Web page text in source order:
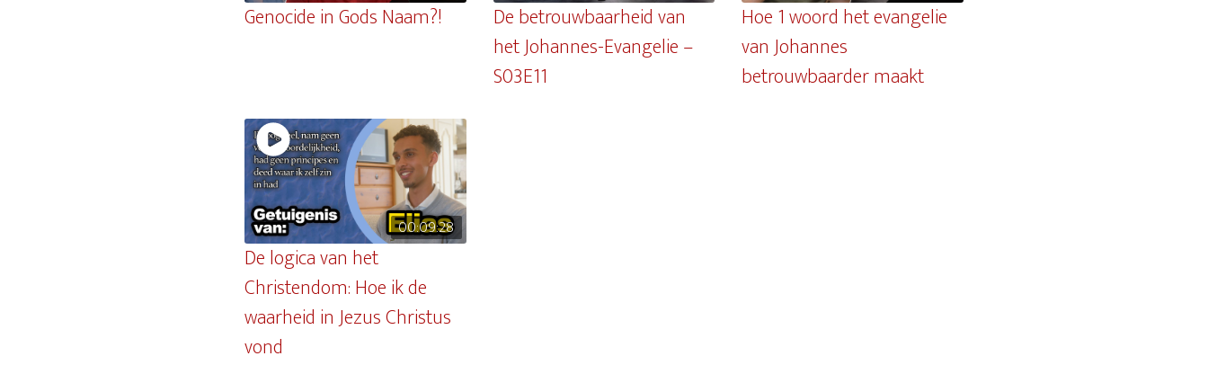
Genocide in Gods Naam?!
De betrouwbaarheid van
het Johannes-Evangelie –
S03E11
Hoe 1 woord het evangelie
van Johannes
betrouwbaarder maakt
00:09:28
De logica van het
Christendom: Hoe ik de
waarheid in Jezus Christus
vond